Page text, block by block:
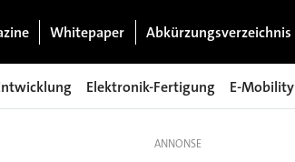
Whitepaper Abkürzungsverzeichnis
Elektronik-Fertigung E-Mobility